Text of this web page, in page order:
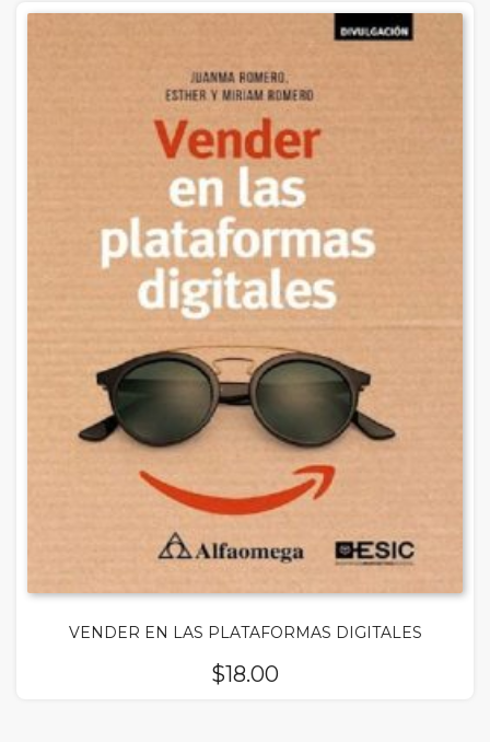
VENDER EN LAS PLATAFORMAS DIGITALES
$18.00